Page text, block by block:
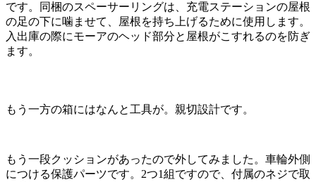
です。同梱のスペーサーリングは、充電ステーションの屋根
の足の下に噛ませて、屋根を持ち上げるために使用します。
入出庫の際にモーアのヘッド部分と屋根がこすれるのを防ぎ
ます。
もう一方の箱にはなんと工具が。親切設計です。
もう一段クッションがあったので外してみました。車輪外側
につける保護パーツです。2つ1組ですので、付属のネジで取